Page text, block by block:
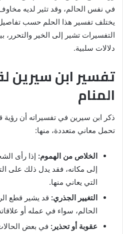
في نفس الحالم، وقد تثير لديه
يختلف تفسير هذا الحلم حسب تفاصيل
التفسيرات تشير إلى الخير والتحرر،
دلالات سلبية.
تفسير ابن سيرين
المنام
ذكر ابن سيرين في تفسيراته أن
تحمل معاني متعددة، منها:
الخلاص من الهموم: إذا رأى
إلى مكانه، فقد يدل ذلك على
التي يعاني منها.
التغيير الجذري: قد يشير قطع
الحالم، سواء في عمله أو
عقوبة أو تحذير: في بعض